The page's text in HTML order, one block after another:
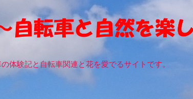
の体験記と自転車関連と花を愛でるサイトです。